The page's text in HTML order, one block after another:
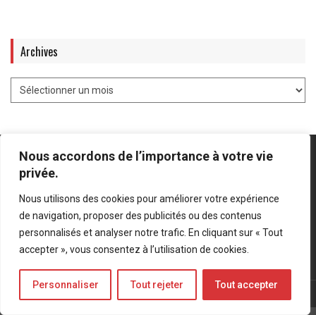
Nous accordons de l’importance à votre vie
privée.
Nous utilisons des cookies pour améliorer votre expérience
de navigation, proposer des publicités ou des contenus
personnalisés et analyser notre trafic. En cliquant sur « Tout
accepter », vous consentez à l’utilisation de cookies.
Personnaliser Tout rejeter Tout accepter
Archives
Mentions légales-Politique de confidentialité
Bluesky
LinkedIn
Twitter
© Forces Operations Blog - 2022